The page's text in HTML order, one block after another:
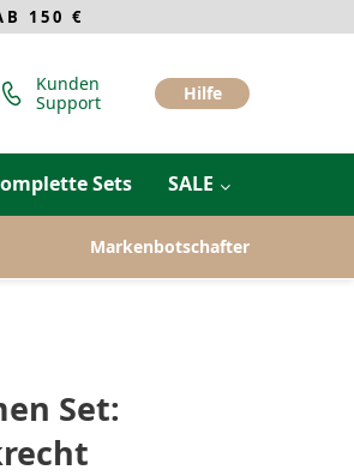
150 €
Kunden
Support
Hilfe
Sets SALE
Markenbotschafter
Set: